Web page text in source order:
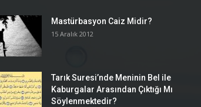
Mastürbasyon Caiz Midir?
15 Aralık 2012
Tarık Suresi’nde Meninin Bel ile
Kaburgalar Arasından Çıktığı Mı
Söylenmektedir?